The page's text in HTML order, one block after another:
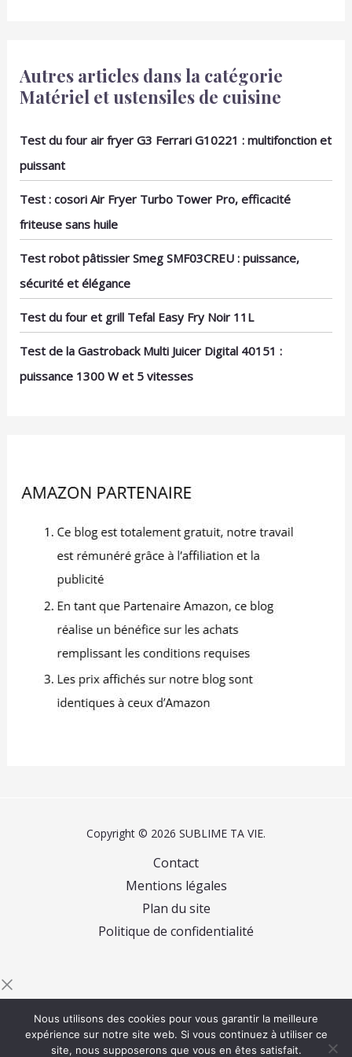
Autres articles dans la catégorie
Matériel et ustensiles de cuisine
Test du four air fryer G3 Ferrari G10221 : multifonction et
puissant
Test : cosori Air Fryer Turbo Tower Pro, efficacité
friteuse sans huile
Test robot pâtissier Smeg SMF03CREU : puissance,
sécurité et élégance
Test du four et grill Tefal Easy Fry Noir 11L
Test de la Gastroback Multi Juicer Digital 40151 :
puissance 1300 W et 5 vitesses
Copyright © 2026 SUBLIME TA VIE.
Contact
Mentions légales
Plan du site
Politique de confidentialité
pour rechercher
Nous utilisons des cookies pour vous garantir la meilleure
expérience sur notre site web. Si vous continuez à utiliser ce
site, nous supposerons que vous en êtes satisfait.